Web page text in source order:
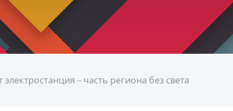
– часть региона без света